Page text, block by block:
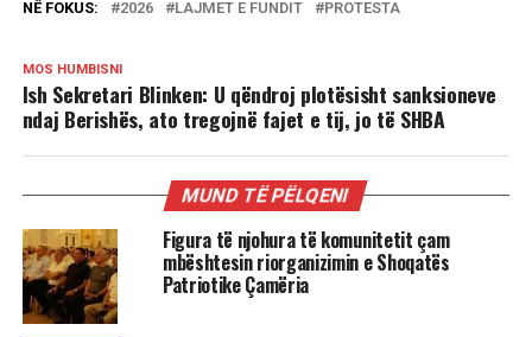
NË FOKUS: 2026 LAJMET E FUNDIT PROTESTA
MOS HUMBISNI
Ish Sekretari Blinken: U qëndroj plotësisht sanksioneve
ndaj Berishës, ato tregojnë fajet e tij, jo të SHBA
MUND TË PËLQENI
Figura të njohura të komunitetit çam
mbështesin riorganizimin e Shoqatës
Patriotike Çamëria